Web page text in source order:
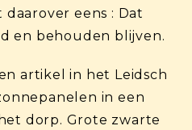
daarover eens : Dat
en behouden blijven.
artikel in het Leidsch
in een
dorp. Grote zwarte